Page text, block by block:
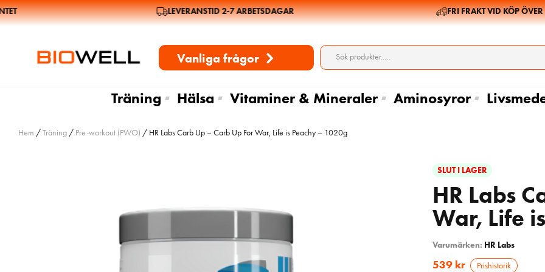
LEVERANSTID 2-7 ARBETSDAGAR FRI FRAKT VID KÖP ÖVER
Vanliga frågor
Träning Hälsa Vitaminer & Mineraler Aminosyror
Hem /Träning / Pre-workout (PWO) / HR Labs Carb Up – Carb Up For War, Life is Peachy – 1020g
SLUT I LAGER
HR Labs
War, Life
Varumärken: HR Labs
539 kr Prishistorik